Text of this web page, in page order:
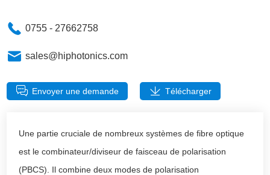
0755 - 27662758
sales@hiphotonics.com
Envoyer une demande Télécharger
Une partie cruciale de nombreux systèmes de fibre optique
est le combinateur/diviseur de faisceau de polarisation
(PBCS). Il combine deux modes de polarisation